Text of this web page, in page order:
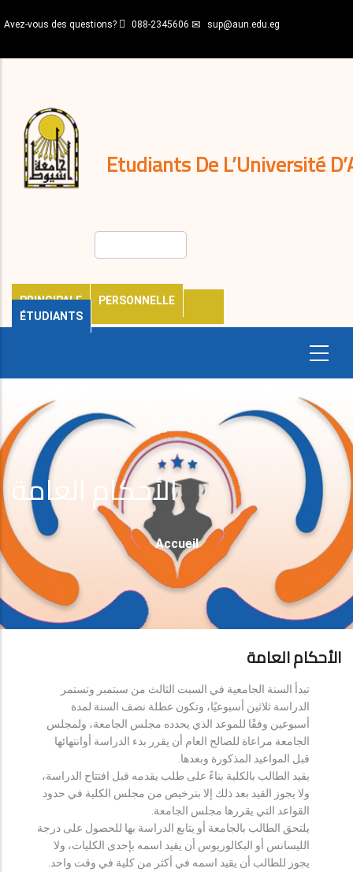
au
principal
Avez-vous des questions? 088-2345606 sup@aun.edu.eg
Etudiants De L’Université
PRINCIPALE
PERSONNELLE
ÉTUDIANTS
décisions
Expatriés
Journal
الأحكام العامة
Fil
D'Ariane
Accueil
الأحكام العامة
تبدأ السنة الجامعية في السبت الثالث من سبتمبر وتستمر
الدراسة ثلاثين أسبوعيًا، وتكون عطلة نصف السنة لمدة
أسبوعين وفقًا للموعد الذي يحدده مجلس الجامعة، ولمجلس
الجامعة مراعاة للصالح العام أن يقرر بدء الدراسة أوانتهائها
قبل المواعيد المذكورة وبعدها.
يقيد الطالب بالكلية بناءً على طلب يقدمه قبل افتتاح الدراسة،
ولا يجوز القيد بعد ذلك إلا بترخيص من مجلس الكلية في حدود
القواعد التي يقررها مجلس الجامعة.
يلتحق الطالب بالجامعة أو يتابع الدراسة بها للحصول على درجة
الليسانس أو البكالوريوس أن يقيد اسمه بإحدى الكليات، ولا
يجوز للطالب أن يقيد اسمه في أكثر من كلية في وقت واحد.